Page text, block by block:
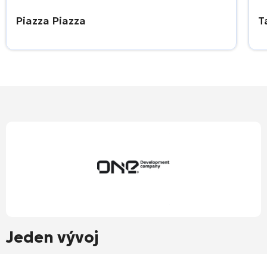
Piazza Piazza
Jeden vývoj